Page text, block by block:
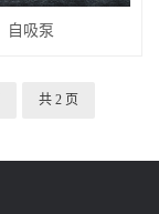
自吸泵
共 2 页